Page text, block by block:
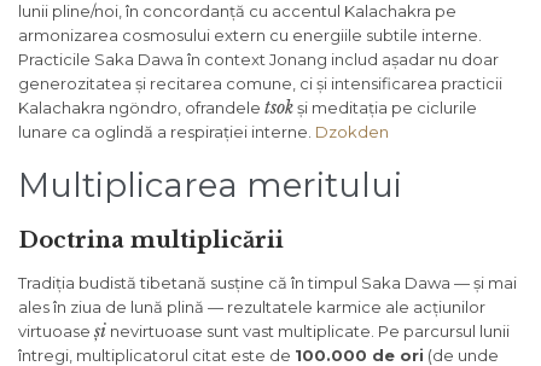
lunii pline/noi, în concordanță cu accentul Kalachakra pe
armonizarea cosmosului extern cu energiile subtile interne.
Practicile Saka Dawa în context Jonang includ așadar nu doar
generozitatea și recitarea comune, ci și intensificarea practicii
Kalachakra ngöndro, ofrandele tsokși meditația pe ciclurile
lunare ca oglindă a respirației interne. Dzokden
Multiplicarea meritului
Doctrina multiplicării
Tradiția budistă tibetană susține că în timpul Saka Dawa — și mai
ales în ziua de lună plină — rezultatele karmice ale acțiunilor
virtuoase și nevirtuoase sunt vast multiplicate. Pe parcursul lunii
întregi, multiplicatorul citat este de 100.000 de ori (de unde